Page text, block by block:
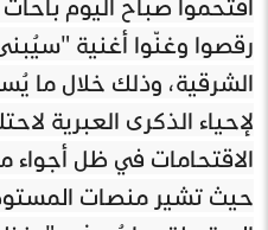
رقصوا وغنّوا أغنية
الشرقية، وذلك خلال ما
لإحياء الذكرى العبرية
الاقتحامات في ظل
حيث تشير منصات